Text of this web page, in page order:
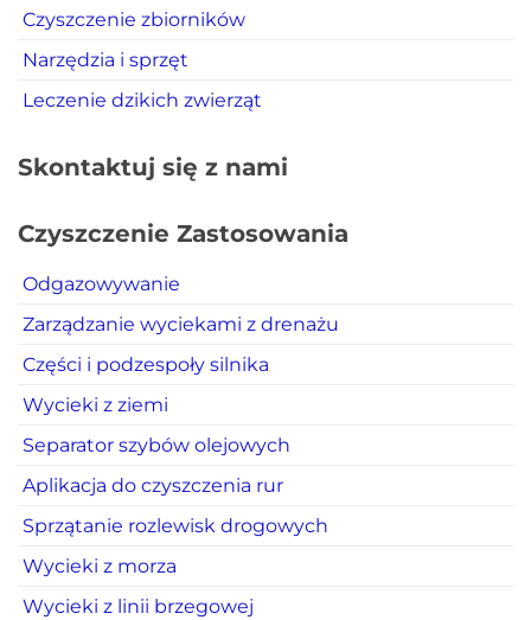
Czyszczenie zbiorników
Narzędzia i sprzęt
Leczenie dzikich zwierząt
Skontaktuj się z nami
Czyszczenie Zastosowania
Odgazowywanie
Zarządzanie wyciekami z drenażu
Części i podzespoły silnika
Wycieki z ziemi
Separator szybów olejowych
Aplikacja do czyszczenia rur
Sprzątanie rozlewisk drogowych
Wycieki z morza
Wycieki z linii brzegowej